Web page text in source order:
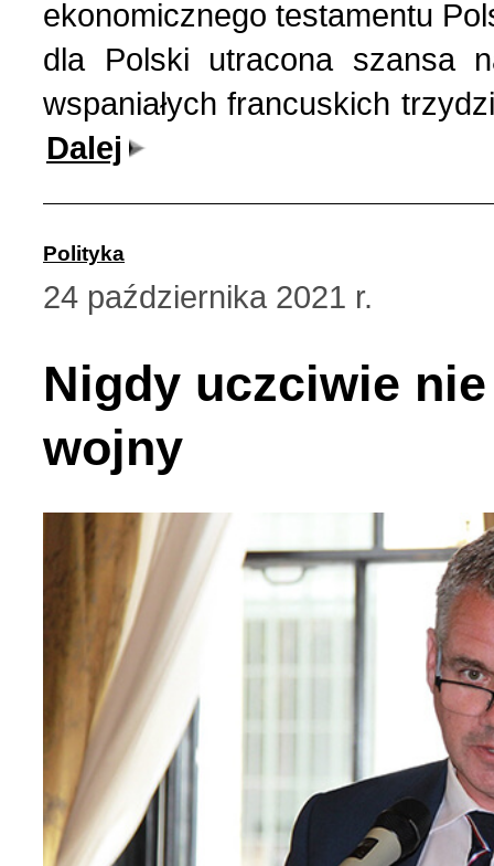
ekonomicznego testamentu
dla Polski utracona szansa
wspaniałych francuskich
Dalej
Polityka
24 października 2021 r.
Nigdy uczciwie
wojny